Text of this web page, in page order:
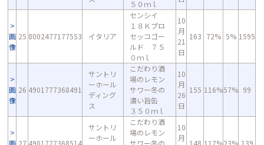
５０ｍｌ
画
像
25 8002477177553 イタリア
センシイ
１８Ｋプロ
セッコゴー
ルド ７５
０ｍｌ
10
月
21
日
163 72% 5% 1595
画
像
26 4901777368491
サントリ
ーホール
ディング
ス
こだわり酒
場のレモン
サワー冬の
濃い旨缶
３５０ｍｌ
10
月
26
日
155 116%57% 99
画 27 4901777368514
サントリ
ーホール
こだわり酒
場のレモン
サワー冬の
10
月
148 117%23% 139